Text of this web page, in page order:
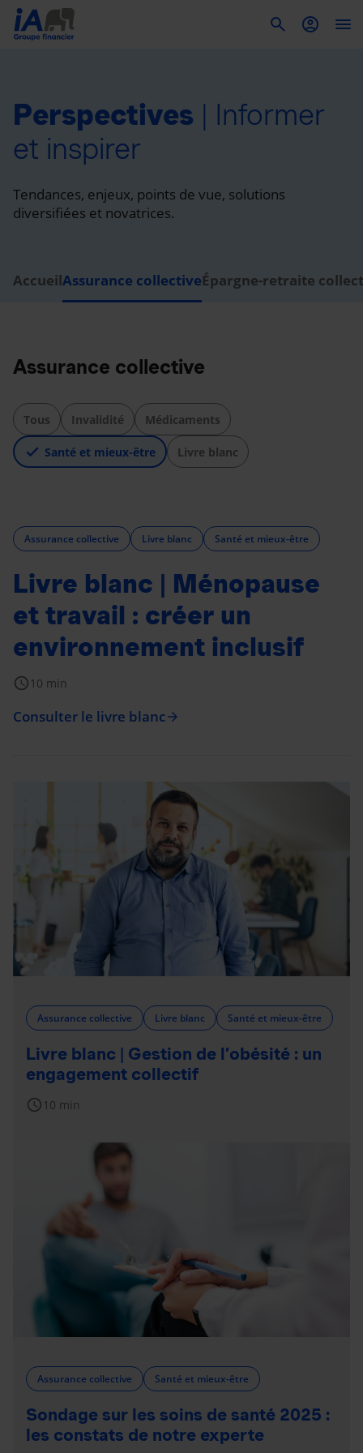
Perspectives
Perspectives | Informer
et inspirer
Tendances, enjeux, points de vue, solutions
diversifiées et novatrices.
AccueilAssurance collectiveÉpargne-retraite
Assurance collective
Tous Invalidité Médicaments
Santé et mieux-être Livre blanc
Assurance collective Livre blanc Santé et mieux-être
Livre blanc | Ménopause
et travail : créer un
environnement inclusif
schedule 10 min
Consulter le livre blancarrow_forward
Assurance collective Livre blanc Santé et mieux-être
Livre blanc | Gestion de l’obésité : un
engagement collectif
schedule 10 min
Assurance collective Santé et mieux-être
Sondage sur les soins de santé 2025 :
les constats de notre experte